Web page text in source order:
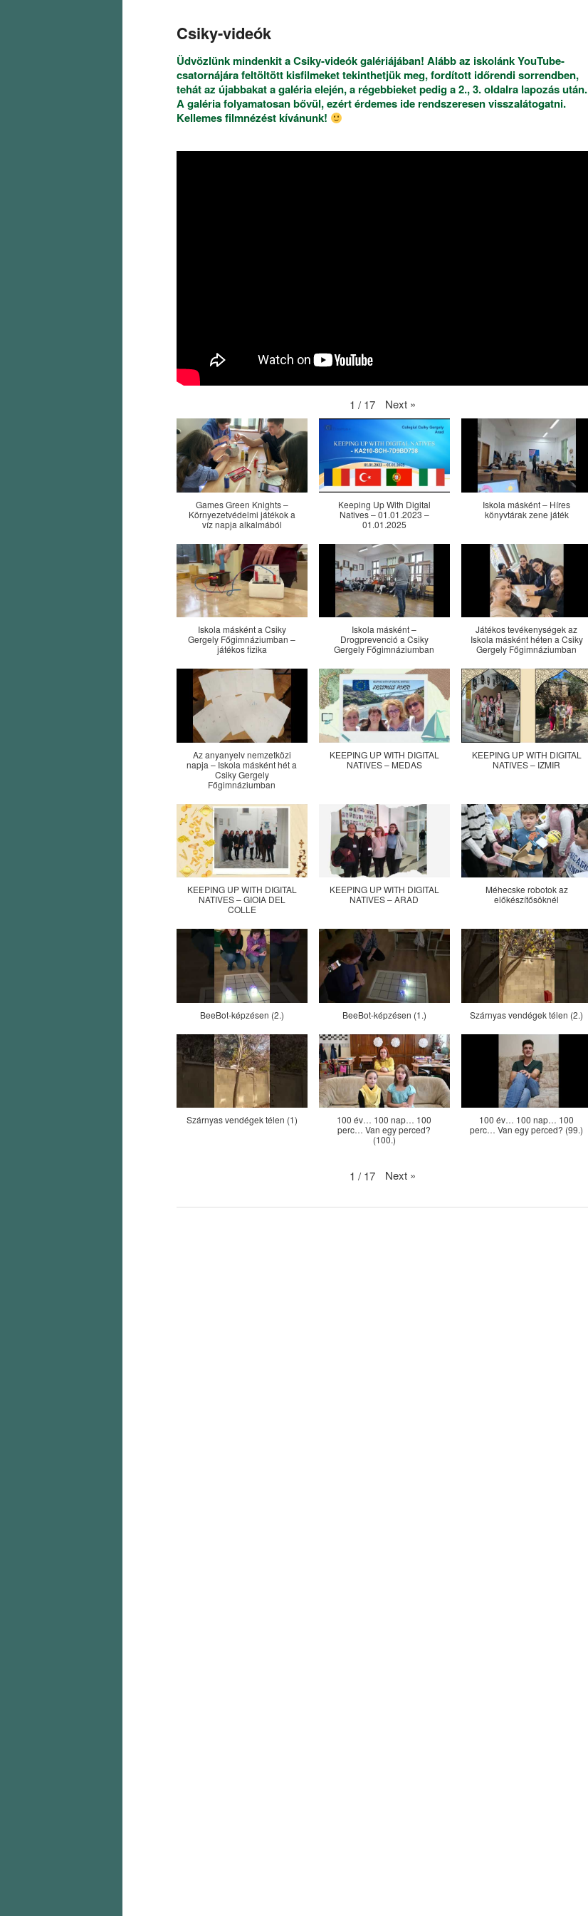
Csiky-videók
Üdvözlünk mindenkit a Csiky-videók galériájában! Alább az iskolánk YouTube-
csatornájára feltöltött kisfilmeket tekinthetjük meg, fordított időrendi sorrendben,
tehát az újabbakat a galéria elején, a régebbieket pedig a 2., 3. oldalra lapozás után.
A galéria folyamatosan bővül, ezért érdemes ide rendszeresen visszalátogatni.
Kellemes filmnézést kívánunk!
1 / 17 Next »
Games Green Knights –
Környezetvédelmi játékok a
víz napja alkalmából
Keeping Up With Digital
Natives – 01.01.2023 –
01.01.2025
Iskola másként – Híres
könyvtárak zene játék
Iskola másként a Csiky
Gergely Főgimnáziumban –
játékos fizika
Iskola másként –
Drogprevenció a Csiky
Gergely Főgimnáziumban
Játékos tevékenységek az
Iskola másként héten a Csiky
Gergely Főgimnáziumban
Az anyanyelv nemzetközi
napja – Iskola másként hét a
Csiky Gergely
Főgimnáziumban
KEEPING UP WITH DIGITAL
NATIVES – MEDAS
KEEPING UP WITH DIGITAL
NATIVES – IZMIR
KEEPING UP WITH DIGITAL
NATIVES – GIOIA DEL
COLLE
KEEPING UP WITH DIGITAL
NATIVES – ARAD
Méhecske robotok az
előkészítősöknél
BeeBot-képzésen (2.) BeeBot-képzésen (1.) Szárnyas vendégek télen (2.)
Szárnyas vendégek télen (1)
100 év… 100 nap… 100
perc… Van egy perced?
(100.)
100 év… 100 nap… 100
perc… Van egy perced? (99.)
1 / 17 Next »